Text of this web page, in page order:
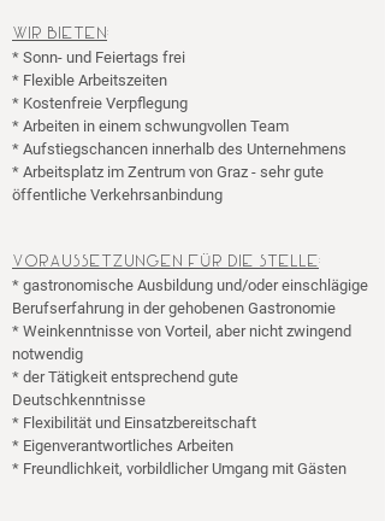
Wir bieten:
* Sonn- und Feiertags frei
* Flexible Arbeitszeiten
* Kostenfreie Verpflegung
* Arbeiten in einem schwungvollen Team
* Aufstiegschancen innerhalb des Unternehmens
* Arbeitsplatz im Zentrum von Graz - sehr gute
öffentliche Verkehrsanbindung
Voraussetzungen f Ür die Stelle:
* gastronomische Ausbildung und/oder einschlägige
Berufserfahrung in der gehobenen Gastronomie
* Weinkenntnisse von Vorteil, aber nicht zwingend
notwendig
* der Tätigkeit entsprechend gute
Deutschkenntnisse
* Flexibilität und Einsatzbereitschaft
* Eigenverantwortliches Arbeiten
* Freundlichkeit, vorbildlicher Umgang mit Gästen